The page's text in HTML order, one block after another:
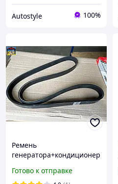
Autostyle 100%
Ремень
генератора+кондиционер
FORZA (6pk1268) (RIDER)
Готово к отправке